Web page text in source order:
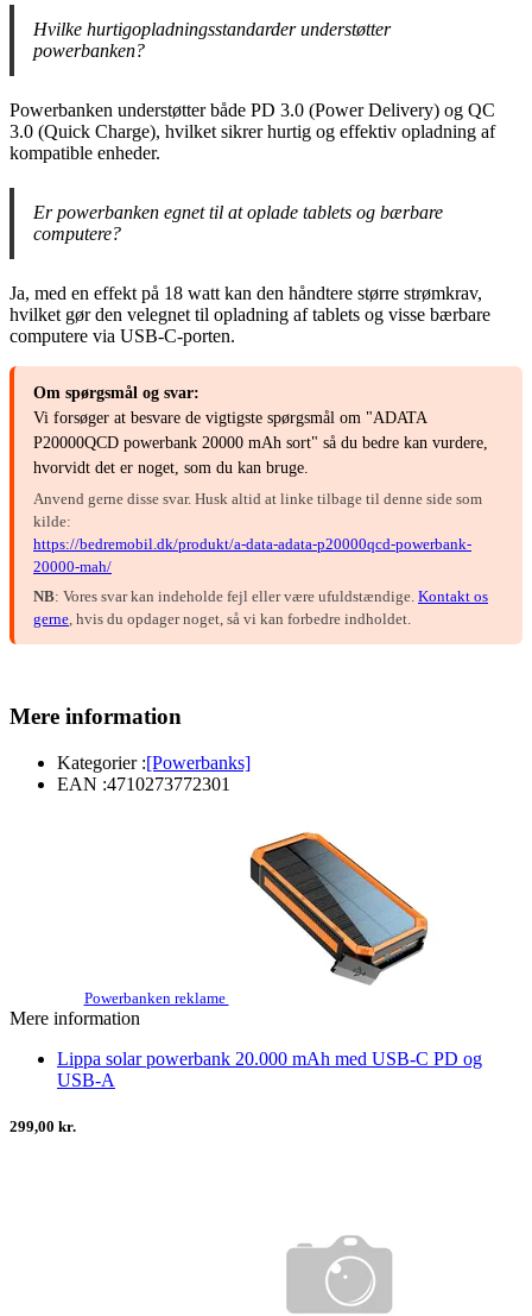
Hvilke hurtigopladningsstandarder understøtter
powerbanken?
Powerbanken understøtter både PD 3.0 (Power Delivery) og QC
3.0 (Quick Charge), hvilket sikrer hurtig og effektiv opladning af
kompatible enheder.
Er powerbanken egnet til at oplade tablets og bærbare
computere?
Ja, med en effekt på 18 watt kan den håndtere større strømkrav,
hvilket gør den velegnet til opladning af tablets og visse bærbare
computere via USB-C-porten.
Om spørgsmål og svar:
Vi forsøger at besvare de vigtigste spørgsmål om "ADATA
P20000QCD powerbank 20000 mAh sort" så du bedre kan vurdere,
hvorvidt det er noget, som du kan bruge.
Anvend gerne disse svar. Husk altid at linke tilbage til denne side som
kilde:
https://bedremobil.dk/produkt/a-data-adata-p20000qcd-powerbank-
20000-mah/
NB: Vores svar kan indeholde fejl eller være ufuldstændige. Kontakt os
gerne, hvis du opdager noget, så vi kan forbedre indholdet.
Mere information
Kategorier :[Powerbanks]
EAN :4710273772301
Powerbanken reklame
Mere information
Lippa solar powerbank 20.000 mAh med USB-C PD og
USB-A
299,00 kr.